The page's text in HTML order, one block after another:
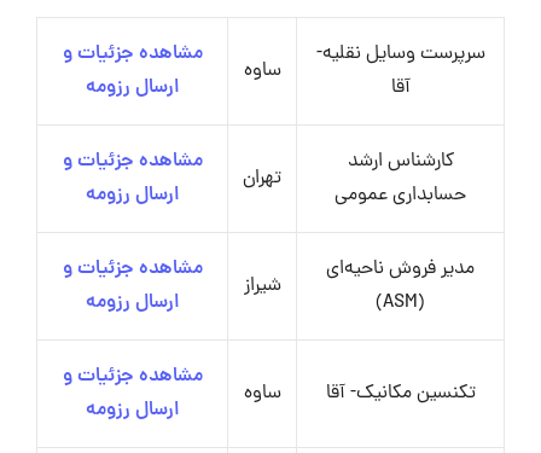
سرپرست وسایل نقلیه-
آقا
ساوه
مشاهده جزئیات و
ارسال رزومه
کارشناس ارشد
حسابداری عمومی
تهران
مشاهده جزئیات و
ارسال رزومه
مدیر فروش ناحیه‌ای
(ASM)
شیراز
مشاهده جزئیات و
ارسال رزومه
تکنسین مکانیک- آقا ساوه
مشاهده جزئیات و
ارسال رزومه